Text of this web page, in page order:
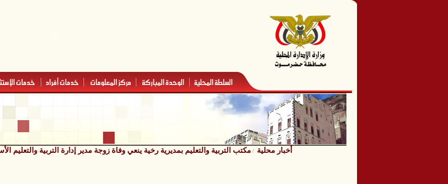
أخبار محلية /مكتب التربية والتعليم بمديرية رخية ينعي وفاة زوجة مدير إدارة التربية والتعليم